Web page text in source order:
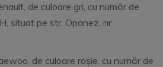
de culoare gri, cu număr de
situat pe str. Opanez, nr.
de culoare roșie, cu număr de